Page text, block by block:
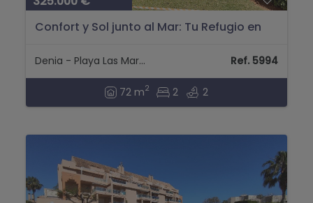
Confort y Sol junto al Mar: Tu Refugio en
Denia - Playa Las Marinas Ref. 5994
72 m2 2 2